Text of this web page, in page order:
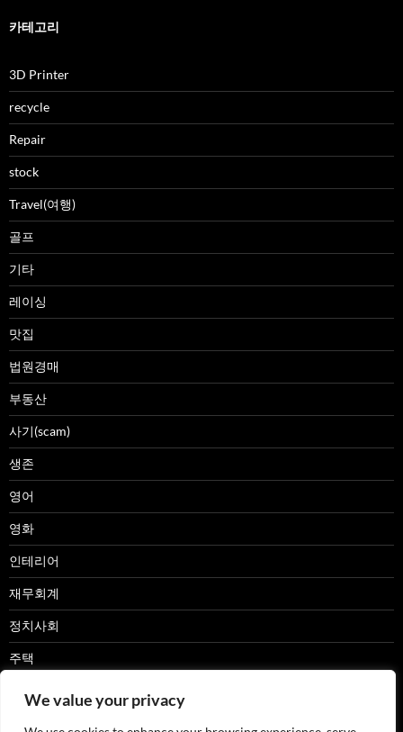
We value your privacy
카테고리
3D Printer
recycle
Repair
stock
Travel(여행)
골프
기타
레이싱
맛집
법원경매
부동산
사기(scam)
생존
영어
영화
인테리어
재무회계
정치사회
주택